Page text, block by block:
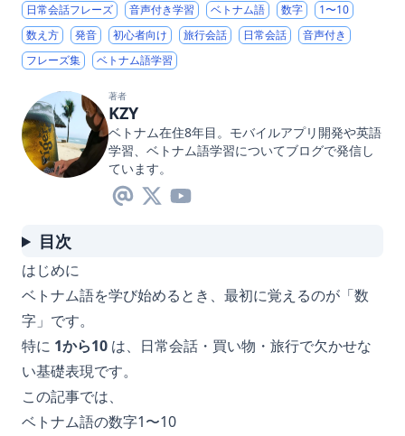
日常会話フレーズ
音声付き学習 ベトナム語 数字
1〜10
数え方
発音 初心者向け 旅行会話 日常会話
音声付き
フレーズ集
ベトナム語学習
著者
KZY
ベトナム在住8年目。モバイルアプリ開発や英語
学習、ベトナム語学習についてブログで発信し
ています。
目次
はじめに
ベトナム語を学び始めるとき、最初に覚えるのが「数
字」です。
特に 1から10 は、日常会話・買い物・旅行で欠かせな
い基礎表現です。
この記事では、
ベトナム語の数字1〜10